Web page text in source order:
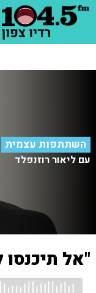
השתתפות עצמית
עם ליאור רוזנפלד
"אל תיכנסו